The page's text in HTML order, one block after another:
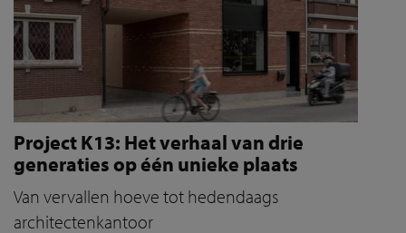
Project K13: Het verhaal van drie
generaties op één unieke plaats
Van vervallen hoeve tot hedendaags
architectenkantoor